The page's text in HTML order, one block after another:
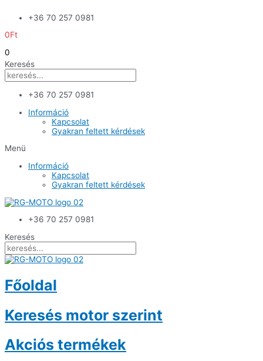
+36 70 257 0981
0Ft
0
Keresés
+36 70 257 0981
Információ
Kapcsolat
Gyakran feltett kérdések
Menü
Információ
Kapcsolat
Gyakran feltett kérdések
+36 70 257 0981
Keresés
Főoldal
Keresés motor szerint
Akciós termékek